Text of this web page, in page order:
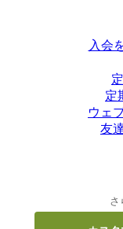
入会
定
ウェ
友